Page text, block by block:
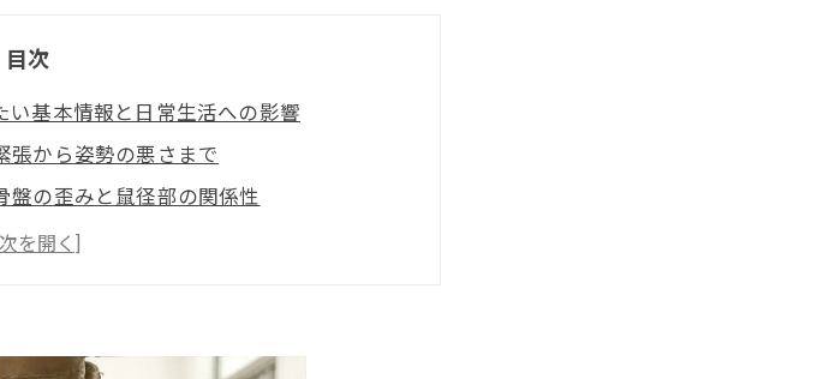
目次
い基本情報と日常生活への影響
張から姿勢の悪さまで
盤の歪みと鼠径部の関係性
関節のバランス調整の重要性
生活を取り戻すために知っておくべきこと